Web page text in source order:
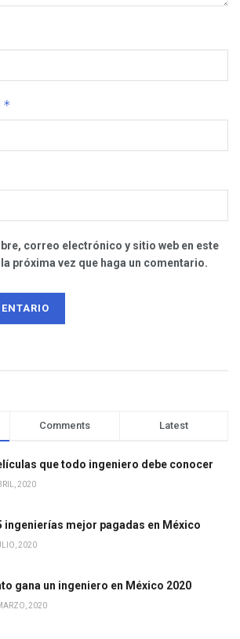
*
correo electrónico y sitio web en este
próxima vez que haga un comentario.
Comments Latest
que todo ingeniero debe conocer
2020
ingenierías mejor pagadas en México
2020
gana un ingeniero en México 2020
2020